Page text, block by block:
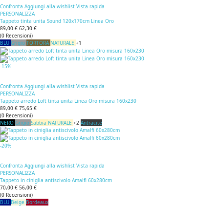
Confronta Aggiungi alla wishlist Vista rapida
PERSONALIZZA
Tappeto tinta unita Sound 120x170cm Linea Oro
89,00 € 62,30 €
(0 Recensioni)
BLU Grigio TORTORA NATURALE +1
-15%
Confronta Aggiungi alla wishlist Vista rapida
PERSONALIZZA
Tappeto arredo Loft tinta unita Linea Oro misura 160x230
89,00 € 75,65 €
(0 Recensioni)
NERO Grigio Sabbia NATURALE +2 Antracite
-20%
Confronta Aggiungi alla wishlist Vista rapida
PERSONALIZZA
Tappeto in ciniglia antiscivolo Amalfi 60x280cm
70,00 € 56,00 €
(0 Recensioni)
BLU Beige Bordeaux